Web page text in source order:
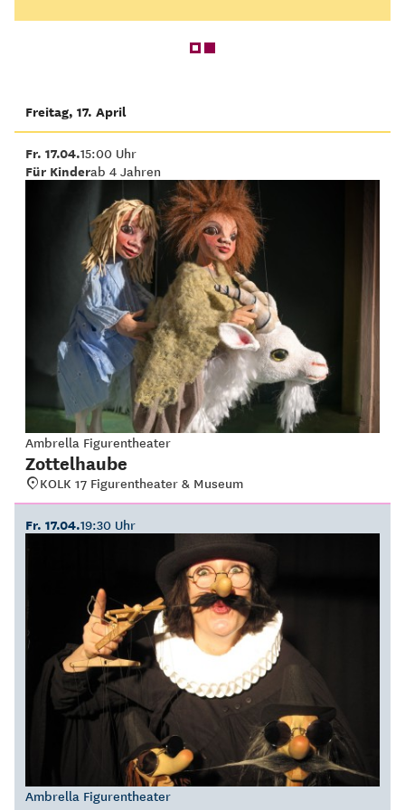
Freitag, 17. April
Fr. 17.04.15:00 Uhr
Für Kinderab 4 Jahren
Ambrella Figurentheater
Zottelhaube
KOLK 17 Figurentheater & Museum
Fr. 17.04.19:30 Uhr
Ambrella Figurentheater